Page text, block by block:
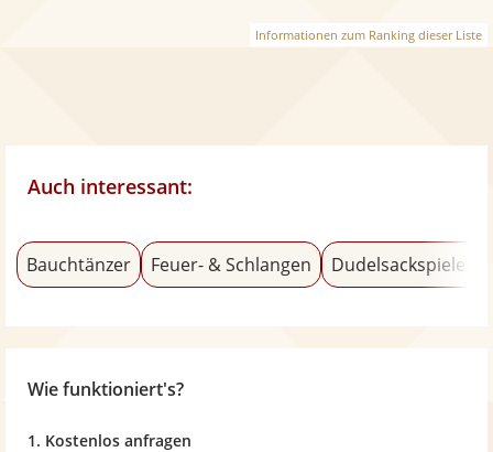
Informationen zum Ranking dieser Liste
Auch interessant:
Bauchtänzer Feuer- & Schlangen Dudelsackspieler
Wie funktioniert's?
1. Kostenlos anfragen